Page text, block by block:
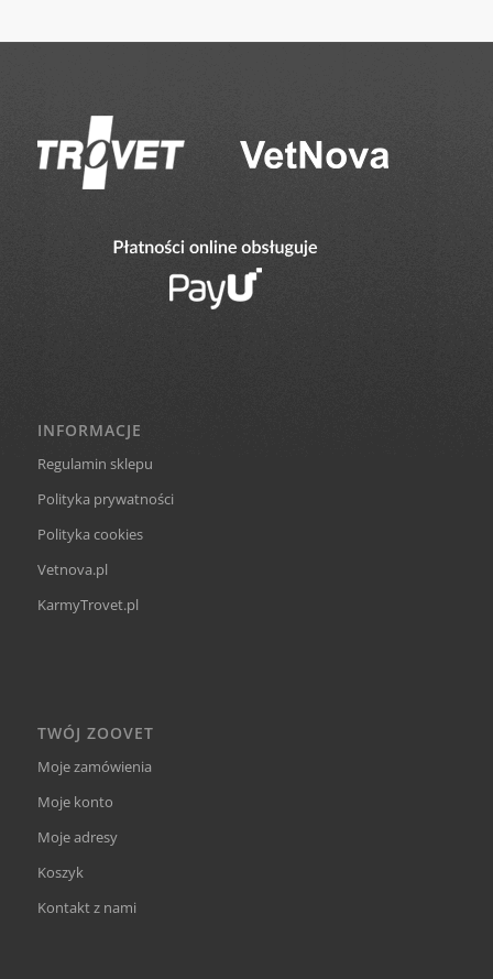
INFORMACJE
Regulamin sklepu
Polityka prywatności
Polityka cookies
Vetnova.pl
KarmyTrovet.pl
TWÓJ ZOOVET
Moje zamówienia
Moje konto
Moje adresy
Koszyk
Kontakt z nami